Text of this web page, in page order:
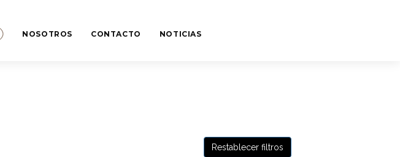
NOSOTROS CONTACTO NOTICIAS
Restablecer filtros